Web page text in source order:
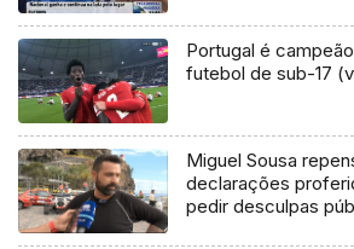
Portugal é
futebol de sub-17
Miguel Sousa
declarações
pedir desculpas